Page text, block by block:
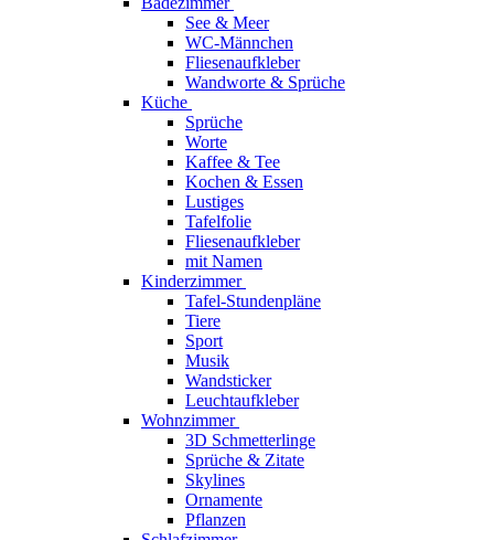
See & Meer
WC-Männchen
Fliesenaufkleber
Wandworte & Sprüche
Küche
Sprüche
Worte
Kaffee & Tee
Kochen & Essen
Lustiges
Tafelfolie
Fliesenaufkleber
mit Namen
Kinderzimmer
Tafel-Stundenpläne
Tiere
Sport
Musik
Wandsticker
Leuchtaufkleber
Wohnzimmer
3D Schmetterlinge
Sprüche & Zitate
Skylines
Ornamente
Pflanzen